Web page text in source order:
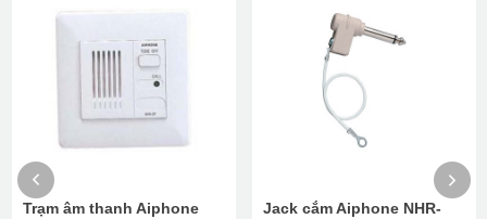
Trạm âm thanh Aiphone
Jack cắm Aiphone NHR-